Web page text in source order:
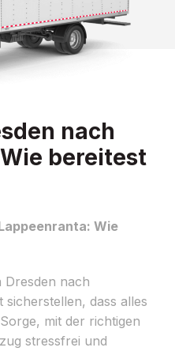
nach
bereitest
Wie
Dresden nach
dass alles
mit der richtigen
stressfrei und